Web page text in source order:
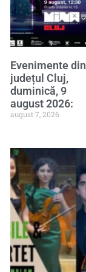
Evenimente din
județul Cluj,
duminică, 9
august 2026:
august 7, 2026